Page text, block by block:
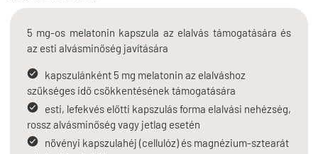
5 mg-os melatonin kapszula az elalvás támogatására és
az esti alvásminőség javítására
kapszulánként 5 mg melatonin az elalváshoz
szükséges idő csökkentésének támogatására
esti, lefekvés előtti kapszulás forma elalvási nehézség,
rossz alvásminőség vagy jetlag esetén
növényi kapszulahéj (cellulóz) és magnézium-sztearát